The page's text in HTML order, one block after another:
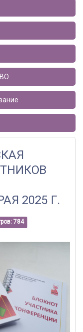
2025 Г.
784